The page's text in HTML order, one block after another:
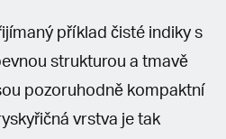
příklad čisté indiky s
strukturou a tmavě
pozoruhodně kompaktní
vrstva je tak